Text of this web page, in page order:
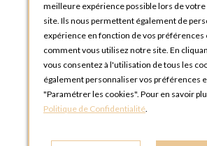
OPTIONS
13 rue Paul Rischard
5324 Contern
LUXEMBOURG
meilleure expérience possible lors de
site. Ils nous permettent également de
expérience en fonction de vos
comment vous utilisez notre site. En
vous consentez à l'utilisation de tous les
également personnaliser vos préférences
"Paramétrer les cookies". Pour en savoir
Politique de Confidentialité.